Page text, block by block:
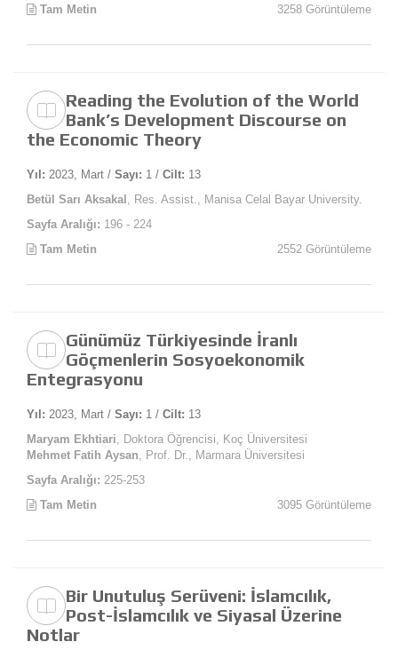
Tam Metin
3258 Görüntüleme
Reading the Evolution of the World
Bank’s Development Discourse on
the Economic Theory
Yıl: 2023, Mart / Sayı: 1 / Cilt: 13
Betül Sarı Aksakal , Res. Assist., Manisa Celal Bayar University.
Sayfa Aralığı: 196 - 224
Tam Metin
2552 Görüntüleme
Günümüz Türkiyesinde İranlı
Göçmenlerin Sosyoekonomik
Entegrasyonu
Yıl: 2023, Mart / Sayı: 1 / Cilt: 13
Maryam Ekhtiari , Doktora Öğrencisi, Koç Üniversitesi
Mehmet Fatih Aysan , Prof. Dr., Marmara Üniversitesi
Sayfa Aralığı: 225-253
Tam Metin
3095 Görüntüleme
Bir Unutuluş Serüveni: İslamcılık,
Post-İslamcılık ve Siyasal Üzerine
Notlar